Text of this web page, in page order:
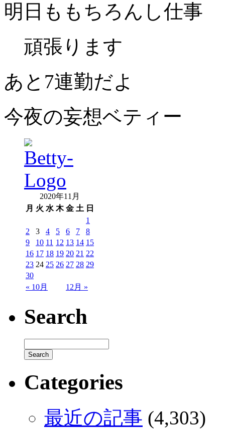
明日ももちろんし仕事
頑張ります
あと 7連勤だよ
今夜の妄想ベティー
2020年11月
月 火 水 木 金 土 日
« 10月 12月 »
1
2
3 4 5 6 7
8
9
10 11 12 13 14 15
16 17 18 19 20 21 22
23 24 25 26 27 28 29
30
Search
Categories
最近の記事 (4,303)